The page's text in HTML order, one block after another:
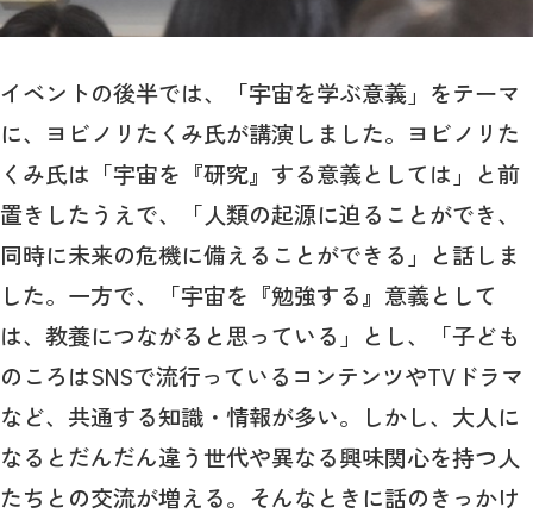
イベントの後半では、「宇宙を学ぶ意義」をテーマ
に、ヨビノリたくみ氏が講演しました。ヨビノリた
くみ氏は「宇宙を『研究』する意義としては」と前
置きしたうえで、「人類の起源に迫ることができ、
同時に未来の危機に備えることができる」と話しま
した。一方で、「宇宙を『勉強する』意義として
は、教養につながると思っている」とし、「子ども
のころはSNSで流行っているコンテンツやTVドラマ
など、共通する知識・情報が多い。しかし、大人に
なるとだんだん違う世代や異なる興味関心を持つ人
たちとの交流が増える。そんなときに話のきっかけ